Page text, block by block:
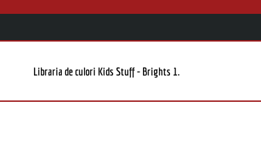
Libraria de culori Kids Stuff - Brights 1.